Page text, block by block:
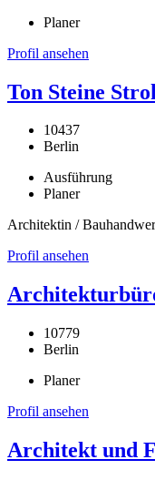
Planer
Profil ansehen
Ton Steine
10437
Berlin
Ausführung
Planer
Architektin /
Profil ansehen
10779
Berlin
Planer
Profil ansehen
Architekt und